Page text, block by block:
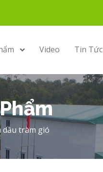
Video Tin Tức
dầu tràm gió